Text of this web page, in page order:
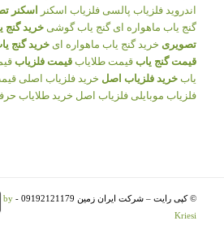
اندروید فلزیاب پالسی فلزیاب اسکنر اسکنر
گنج یاب ماهواره ای گنج یاب گوشی خرید گنج
تصویری خرید گنج یاب ماهواره ای خرید گنج
قیمت گنج یاب قیمت طلایاب قیمت فلزیاب
یاب خرید فلزیاب اصل خرید فلزیاب اصلی
فلزیاب موبایلی فلزیاب اصل خرید طلایاب
© کپی رایت – شرکت ایران زمین 09192121179 -
by
Kriesi